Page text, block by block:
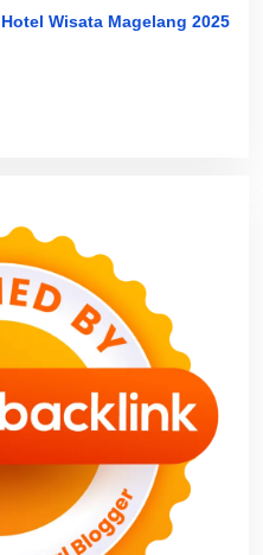
Wisata Magelang 2025